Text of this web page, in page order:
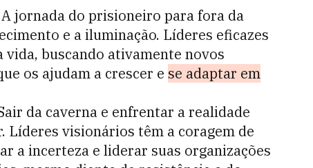
A jornada do prisioneiro para fora da
e a iluminação. Líderes eficazes
vida, buscando ativamente novos
os ajudam a crescer e se adaptar em
da caverna e enfrentar a realidade
Líderes visionários têm a coragem de
a incerteza e liderar suas organizações